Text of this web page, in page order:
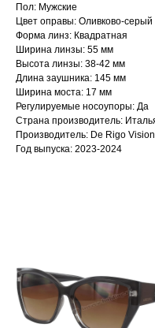
Пол: Мужские
Цвет оправы: Оливково-серый
Форма линз: Квадратная
Ширина линзы: 55 мм
Высота линзы: 38-42 мм
Длина заушника: 145 мм
Ширина моста: 17 мм
Регулируемые носоупоры: Да
Страна производитель:
Производитель: De Rigo
Год выпуска: 2023-2024